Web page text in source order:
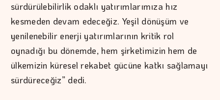
sürdürülebilirlik odaklı yatırımlarımıza hız
kesmeden devam edeceğiz. Yeşil dönüşüm ve
yenilenebilir enerji yatırımlarının kritik rol
oynadığı bu dönemde, hem şirketimizin hem de
ülkemizin küresel rekabet gücüne katkı sağlamayı
sürdüreceğiz” dedi.